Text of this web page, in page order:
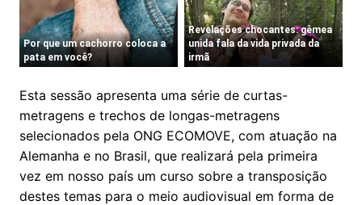
Esta sessão apresenta uma série de curtas-
metragens e trechos de longas-metragens
selecionados pela ONG ECOMOVE, com atuação na
Alemanha e no Brasil, que realizará pela primeira
vez em nosso país um curso sobre a transposição
destes temas para o meio audiovisual em forma de